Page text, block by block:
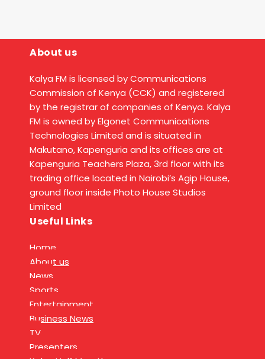
About us
Kalya FM is licensed by Communications
Commission of Kenya (CCK) and registered
by the registrar of companies of Kenya. Kalya
FM is owned by Elgonet Communications
Technologies Limited and is situated in
Makutano, Kapenguria and its offices are at
Kapenguria Teachers Plaza, 3rd floor with its
trading office located in Nairobi’s Agip House,
ground floor inside Photo House Studios
Limited
Useful Links
Home
About us
News
Sports
Entertainment
Business News
TV
Presenters